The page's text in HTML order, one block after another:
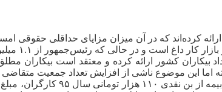
ارائه کرده‌اند که در آن میزان مزایای حداقلی
اما این موضوع ناشی از افزایش تعداد جمعیت